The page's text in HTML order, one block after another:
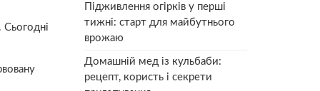
Сьогодні
Підживлення огірків у перші
тижні: старт для майбутнього
врожаю
Домашній мед із кульбаби:
рецепт, користь і секрети